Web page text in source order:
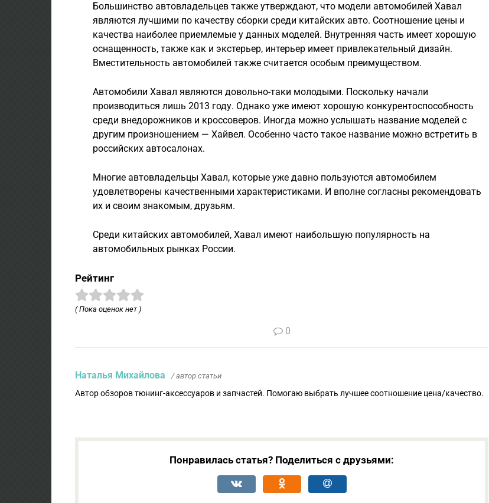
Большинство автовладельцев также утверждают, что модели автомобилей Хавал
являются лучшими по качеству сборки среди китайских авто. Соотношение цены и
качества наиболее приемлемые у данных моделей. Внутренняя часть имеет хорошую
оснащенность, также как и экстерьер, интерьер имеет привлекательный дизайн.
Вместительность автомобилей также считается особым преимуществом.
Автомобили Хавал являются довольно-таки молодыми. Поскольку начали
производиться лишь 2013 году. Однако уже имеют хорошую конкурентоспособность
среди внедорожников и кроссоверов. Иногда можно услышать название моделей с
другим произношением — Хайвел. Особенно часто такое название можно встретить в
российских автосалонах.
Многие автовладельцы Хавал, которые уже давно пользуются автомобилем
удовлетворены качественными характеристиками. И вполне согласны рекомендовать
их и своим знакомым, друзьям.
Среди китайских автомобилей, Хавал имеют наибольшую популярность на
автомобильных рынках России.
Рейтинг
( Пока оценок нет )
0
Наталья Михайлова / автор статьи
Автор обзоров тюнинг-аксессуаров и запчастей. Помогаю выбрать лучшее соотношение цена/качество.
Понравилась статья? Поделиться с друзьями: